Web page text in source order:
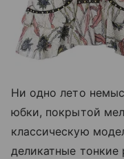
Ни одно лето
юбки, покрытой
классическую
деликатные